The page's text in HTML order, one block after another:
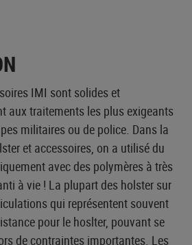
IMI sont solides et
aux traitements les plus exigeants
militaires ou de police. Dans la
et accessoires, on a utilisé du
avec des polymères à très
à vie ! La plupart des holster sur
qui représentent souvent
pour le hoslter, pouvant se
de contraintes importantes. Les